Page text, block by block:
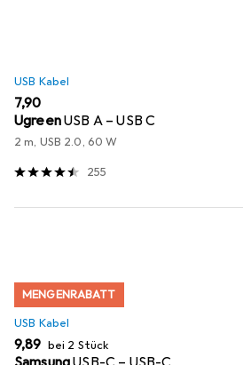
USB Kabel
EUR
7,90
UgreenUSB A – USB C
2 m, USB 2.0, 60 W
255
MENGENRABATT
USB Kabel
EUR
9,89 bei 2 Stück